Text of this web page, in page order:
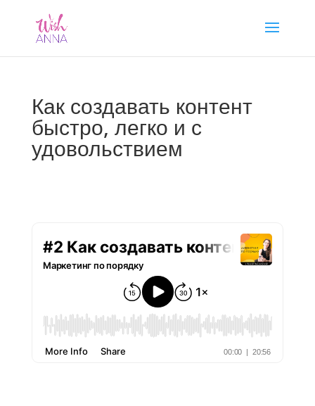
Как создавать контент
быстро, легко и с
удовольствием